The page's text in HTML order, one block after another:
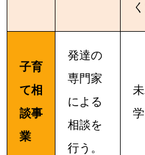
く
子育
て相
談事
業
発達の
専門家
による
相談を
行う。